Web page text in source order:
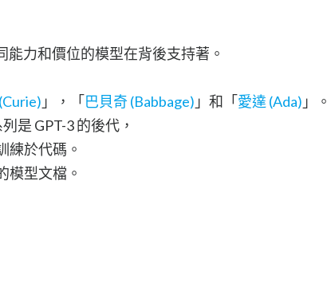
能力和價位的模型在背後支持著。
」，「巴貝奇 (Babbage) 」和「愛達 (Ada) 」。
列是 GPT-3 的後代，
練於代碼。
模型文檔。